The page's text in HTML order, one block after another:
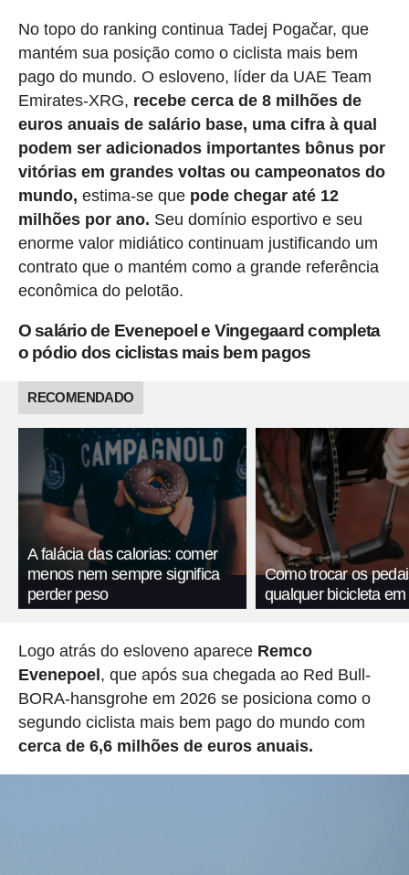
No topo do ranking continua Tadej Pogačar, que
mantém sua posição como o ciclista mais bem
pago do mundo. O esloveno, líder da UAE Team
Emirates-XRG, recebe cerca de 8 milhões de
euros anuais de salário base, uma cifra à qual
podem ser adicionados importantes bônus por
vitórias em grandes voltas ou campeonatos do
mundo, estima-se que pode chegar até 12
milhões por ano. Seu domínio esportivo e seu
enorme valor midiático continuam justificando um
contrato que o mantém como a grande referência
econômica do pelotão.
O salário de Evenepoel e Vingegaard completa
o pódio dos ciclistas mais bem pagos
RECOMENDADO
A falácia das calorias: comer
menos nem sempre significa
perder peso
Como trocar os
qualquer bicicleta
Logo atrás do esloveno aparece Remco
Evenepoel, que após sua chegada ao Red Bull-
BORA-hansgrohe em 2026 se posiciona como o
segundo ciclista mais bem pago do mundo com
cerca de 6,6 milhões de euros anuais.